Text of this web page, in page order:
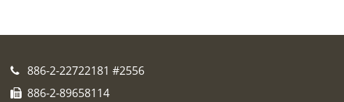
886-2-22722181 #2556
886-2-89658114